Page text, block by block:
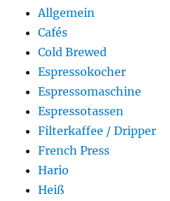
Allgemein
Cafés
Cold Brewed
Espressokocher
Espressomaschine
Espressotassen
Filterkaffee / Dripper
French Press
Hario
Heiß